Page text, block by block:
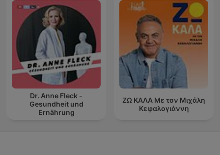
Dr. Anne Fleck -
Gesundheit und
Ernährung
ΖΩ ΚΑΛΑ Με τον Μιχάλη
Κεφαλογιάννη